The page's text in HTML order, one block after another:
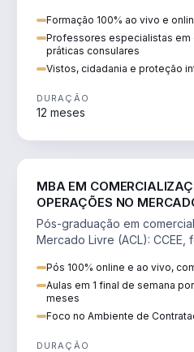
Formação 100% ao vivo e
Professores especialistas em
práticas consulares
Vistos, cidadania e proteção
DURAÇÃO
12 meses
MBA EM
OPERAÇÕES NO
Pós-graduação em
Mercado Livre (ACL): CCEE,
Pós 100% online e ao vivo,
Aulas em 1 final de semana
meses
Foco no Ambiente de
DURAÇÃO